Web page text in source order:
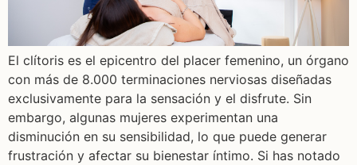
El clítoris es el epicentro del placer femenino, un órgano
con más de 8.000 terminaciones nerviosas diseñadas
exclusivamente para la sensación y el disfrute. Sin
embargo, algunas mujeres experimentan una
disminución en su sensibilidad, lo que puede generar
frustración y afectar su bienestar íntimo. Si has notado